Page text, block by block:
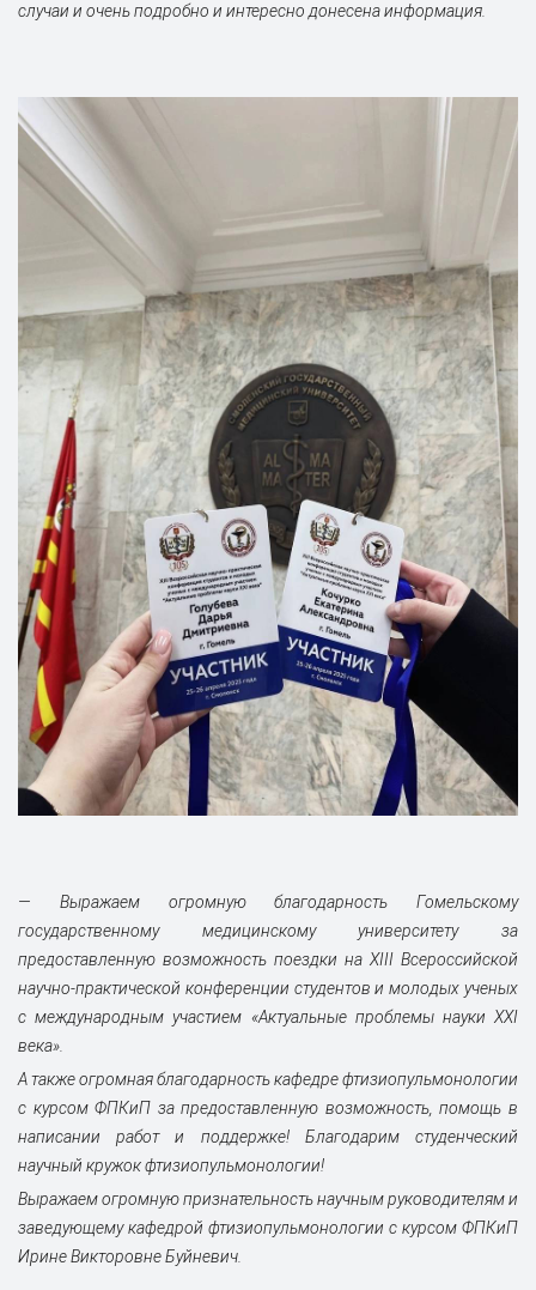
случаи и очень подробно и интересно донесена информация.
— Выражаем огромную благодарность Гомельскому
государственному медицинскому университету за
предоставленную возможность поездки на XIII Всероссийской
научно-практической конференции студентов и молодых ученых
с международным участием «Актуальные проблемы науки XXI
века».
А также огромная благодарность кафедре фтизиопульмонологии
с курсом ФПКиП за предоставленную возможность, помощь в
написании работ и поддержке! Благодарим студенческий
научный кружок фтизиопульмонологии!
Выражаем огромную признательность научным руководителям и
заведующему кафедрой фтизиопульмонологии с курсом ФПКиП
Ирине Викторовне Буйневич.